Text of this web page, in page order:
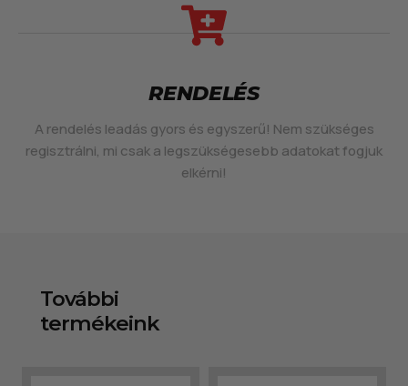
RENDELÉS
A rendelés leadás gyors és egyszerű! Nem szükséges
regisztrálni, mi csak a legszükségesebb adatokat fogjuk
elkérni!
További
termékeink